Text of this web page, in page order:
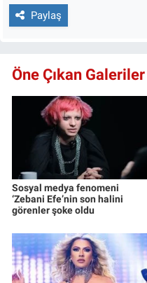
Paylaş
Öne Çıkan Galeriler
Sosyal medya fenomeni
‘Zebani Efe’nin son halini
görenler şoke oldu